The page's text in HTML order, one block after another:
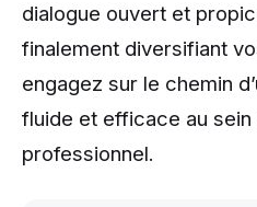
dialogue ouvert et
finalement diversifiant
engagez sur le chemin
fluide et efficace au sein
professionnel.